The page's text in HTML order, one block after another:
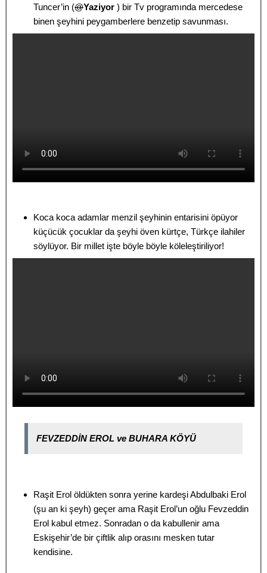
Tuncer’in (@Yaziyor ) bir Tv programında mercedese
binen şeyhini peygamberlere benzetip savunması.
Koca koca adamlar menzil şeyhinin entarisini öpüyor
küçücük çocuklar da şeyhi öven kürtçe, Türkçe ilahiler
söylüyor. Bir millet işte böyle böyle köleleştiriliyor!
FEVZEDDİN EROL ve BUHARA KÖYÜ
Raşit Erol öldükten sonra yerine kardeşi Abdulbaki Erol
(şu an ki şeyh) geçer ama Raşit Erol’un oğlu Fevzeddin
Erol kabul etmez. Sonradan o da kabullenir ama
Eskişehir’de bir çiftlik alıp orasını mesken tutar
kendisine.